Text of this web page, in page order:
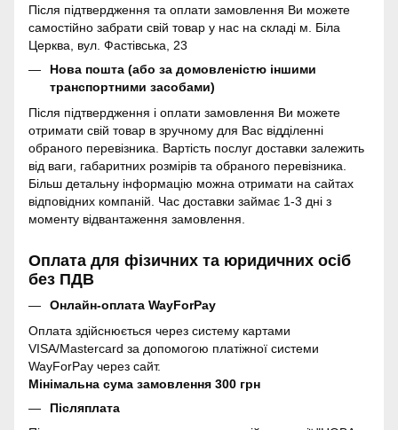
Після підтвердження та оплати замовлення Ви можете
самостійно забрати свій товар у нас на складі м. Біла
Церква, вул. Фастівська, 23
Нова пошта (або за домовленістю іншими
транспортними засобами)
Після підтвердження і оплати замовлення Ви можете
отримати свій товар в зручному для Вас відділенні
обраного перевізника. Вартість послуг доставки залежить
від ваги, габаритних розмірів та обраного перевізника.
Більш детальну інформацію можна отримати на сайтах
відповідних компаній. Час доставки займає 1-3 дні з
моменту відвантаження замовлення.
Оплата для фізичних та юридичних осіб
без ПДВ
Онлайн-оплата WayForPay
Оплата здійснюється через систему картами
VISA/Mastercard за допомогою платіжної системи
WayForPay через сайт.
Мінімальна сума замовлення 300 грн
Післяплата